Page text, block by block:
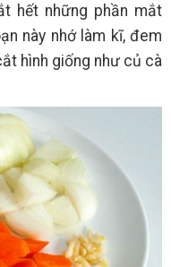
hết những phần mắt
này nhớ làm kĩ, đem
hình giống như củ cà